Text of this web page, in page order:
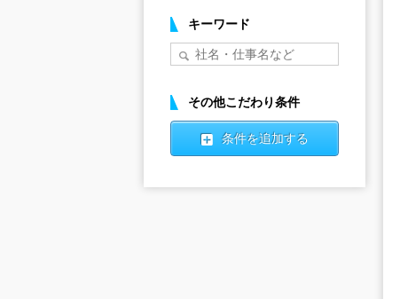
キーワード
その他こだわり条件
条件を追加する